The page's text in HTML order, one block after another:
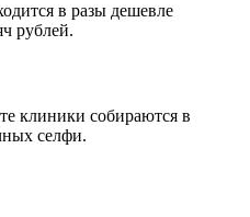
в разы дешевле
рублей.
клиники собираются в
селфи.